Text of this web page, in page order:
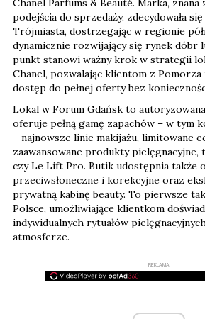
Chanel Parfums & Beauté. Marka,
podejścia do sprzedaży, zdecydowała
Trójmiasta, dostrzegając w regionie
dynamicznie rozwijający się rynek dóbr
punkt stanowi ważny krok w strategii
Chanel, pozwalając klientom z Pomorza
dostęp do pełnej oferty bez
Lokal w Forum Gdańsk to
oferuje pełną gamę zapachów – w tym
– najnowsze linie makijażu, limitowane
zaawansowane produkty pielęgnacyjne,
czy Le Lift Pro. Butik udostępnia także
przeciwsłoneczne i korekcyjne oraz
prywatną kabinę beauty. To pierwsze
Polsce, umożliwiające klientkom
indywidualnych rytuałów
atmosferze.
REKLAMA